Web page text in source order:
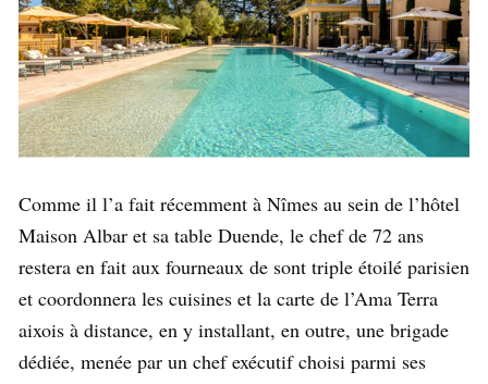
Comme il l’a fait récemment à Nîmes au sein de l’hôtel
Maison Albar et sa table Duende, le chef de 72 ans
restera en fait aux fourneaux de sont triple étoilé parisien
et coordonnera les cuisines et la carte de l’Ama Terra
aixois à distance, en y installant, en outre, une brigade
dédiée, menée par un chef exécutif choisi parmi ses